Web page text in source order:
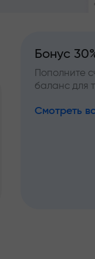
Бонус
Пополните
баланс для
Смотреть